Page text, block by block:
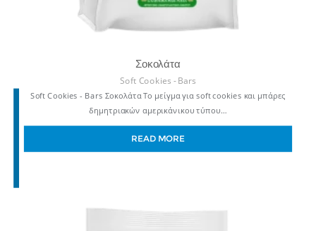
Σοκολάτα
Soft Cookies - Bars
Soft Cookies - Bars Σοκολάτα Το μείγμα για soft cookies και μπάρες
δημητριακών αμερικάνικου τύπου…
READ MORE